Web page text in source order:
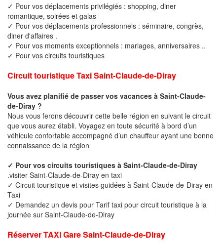
✓ Pour vos déplacements privilégiés : shopping, diner
romantique, soirées et galas
✓ Pour vos déplacements professionnels : séminaire, congrès,
diner d'affaires .
✓ Pour vos moments exceptionnels : mariages, anniversaires ..
✓ Pour vos circuits touristiques
Circuit touristique Taxi Saint-Claude-de-Diray
Vous avez planifié de passer vos vacances à Saint-Claude-
de-Diray ?
Nous vous ferons découvrir cette belle région en suivant le circuit
que vous aurez établi. Voyagez en toute sécurité à bord d’un
véhicule confortable accompagné d’un chauffeur ayant une bonne
connaissance de la région
✓ Pour vos circuits touristiques à Saint-Claude-de-Diray
.visiter Saint-Claude-de-Diray en taxi
✓ Circuit touristique et visites guidées à Saint-Claude-de-Diray en
Taxi
✓ Demandez un devis pour Tarif taxi pour circuit touristique à la
journée sur Saint-Claude-de-Diray
Réserver TAXI Gare Saint-Claude-de-Diray